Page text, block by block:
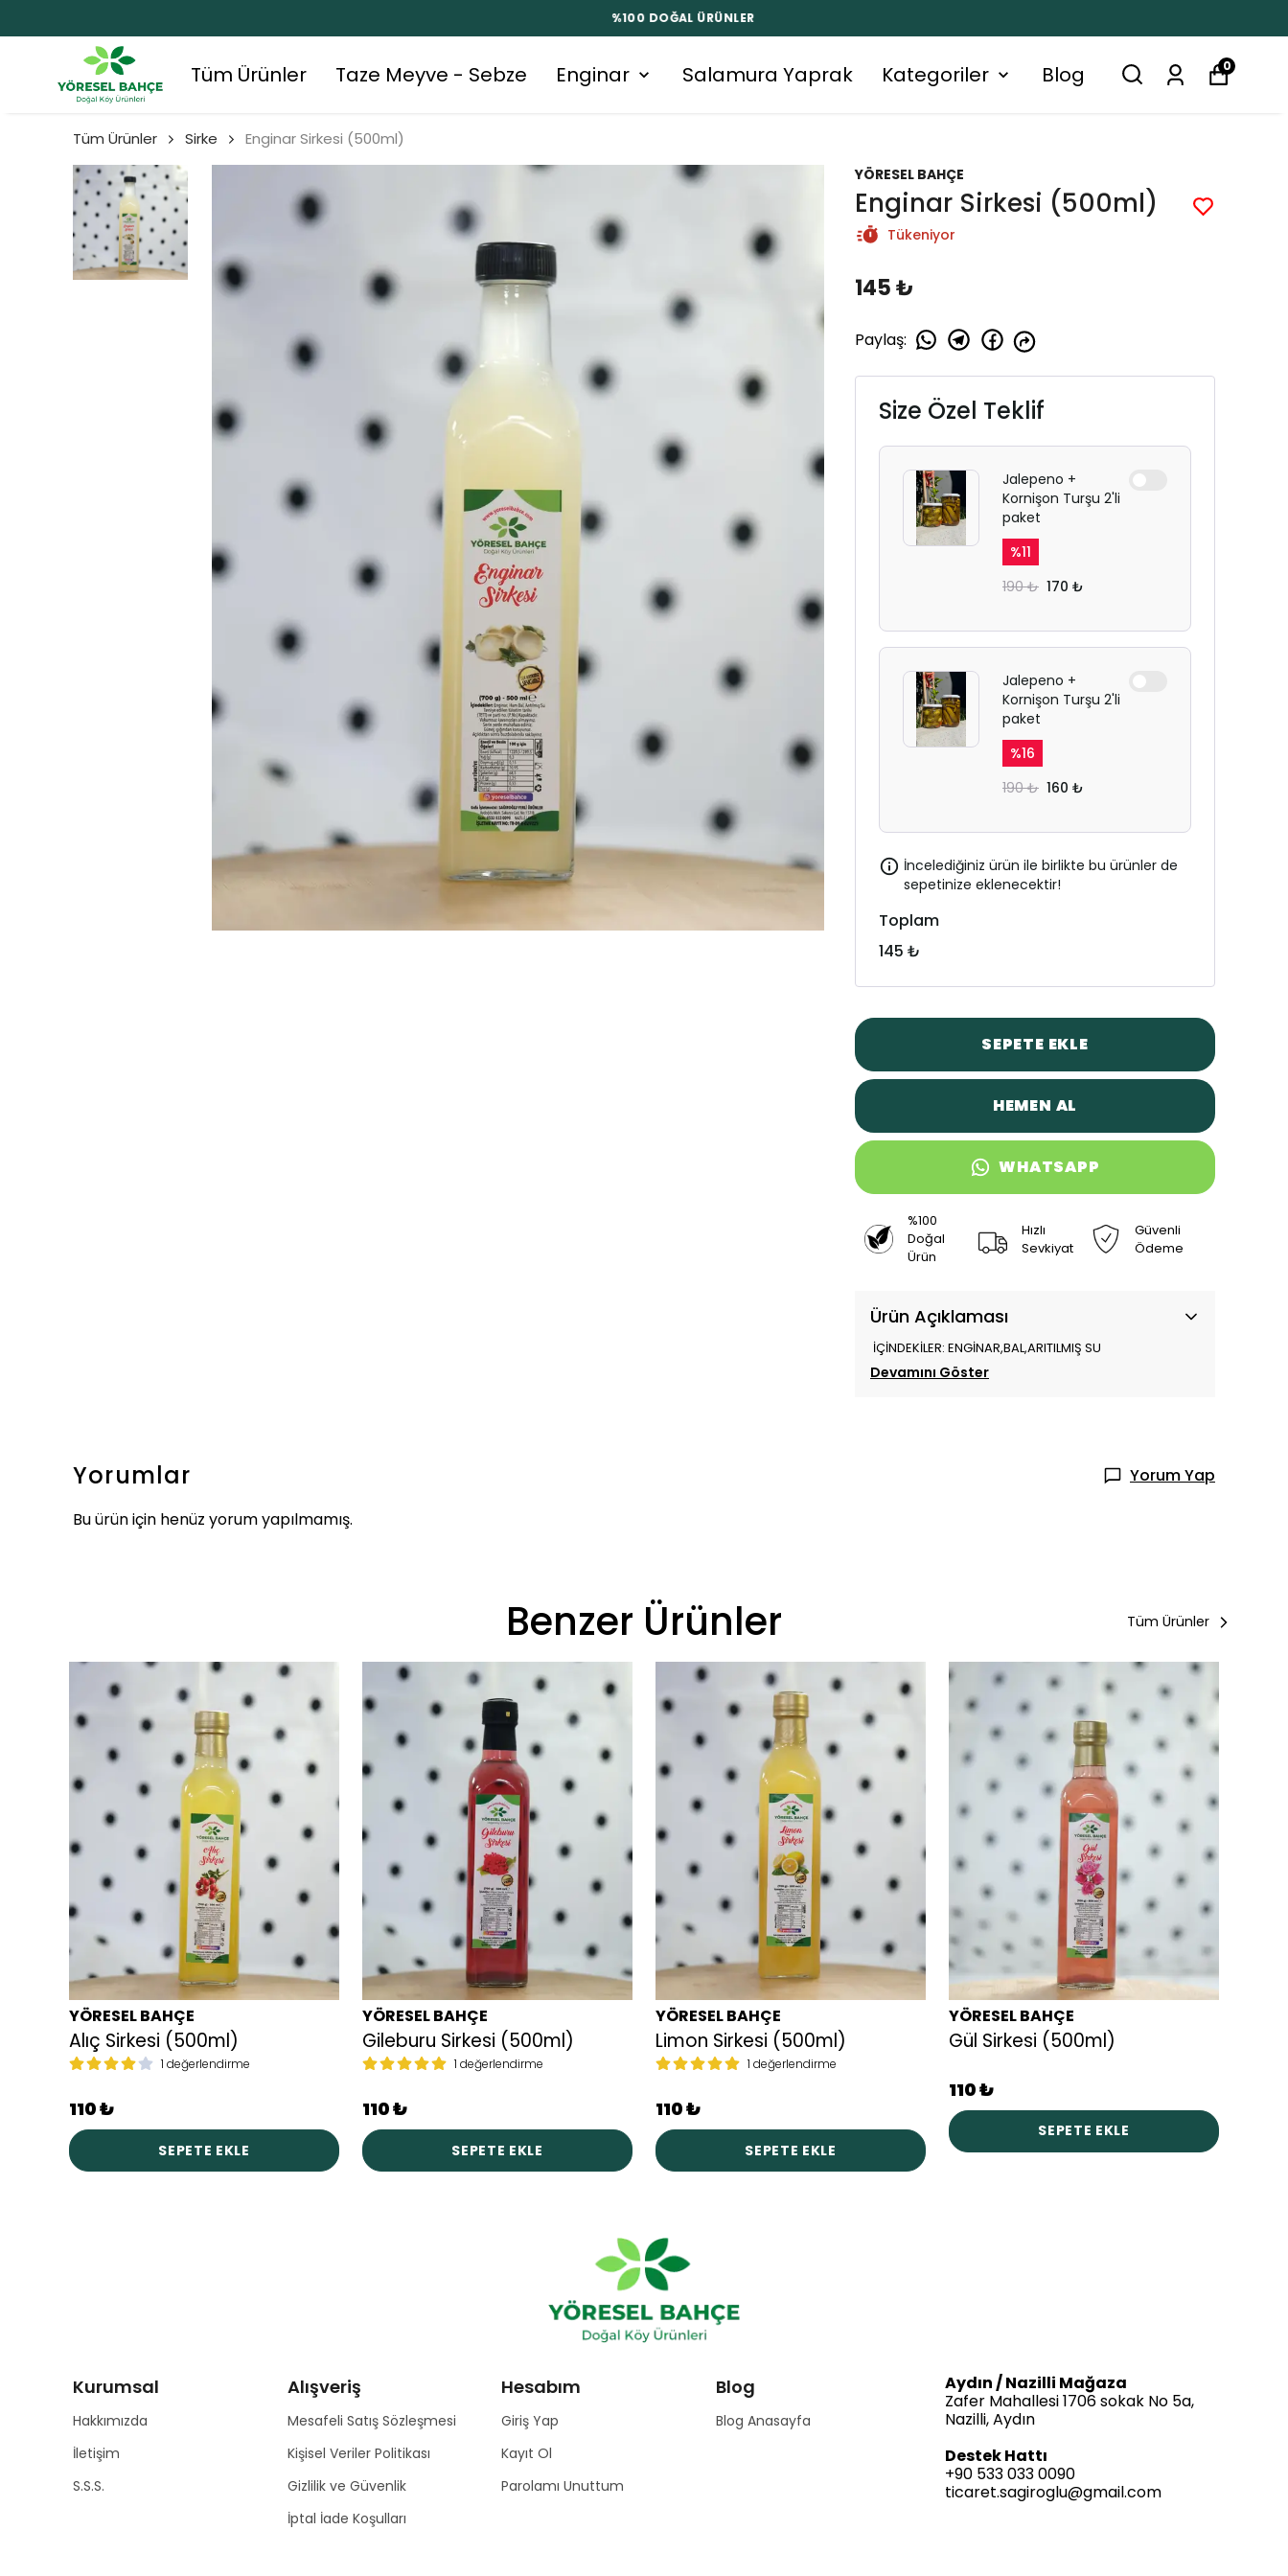
%100 DOĞAL ÜRÜNLER
Tüm Ürünler Taze Meyve - Sebze Enginar Salamura Yaprak Kategoriler Blog 0
Tüm Ürünler Sirke Enginar Sirkesi (500ml)
YÖRESEL BAHÇE
Enginar Sirkesi (500ml)
Tükeniyor
145 ₺
Paylaş:
Size Özel Teklif
Jalepeno +
Kornişon Turşu 2'li
paket
%11
190 ₺ 170 ₺
Jalepeno +
Kornişon Turşu 2'li
paket
%16
190 ₺ 160 ₺
İncelediğiniz ürün ile birlikte bu ürünler de
sepetinize eklenecektir!
Toplam
145 ₺
SEPETE EKLE
HEMEN AL
WHATSAPP
%100
Doğal
Ürün
Hızlı
Sevkiyat
Güvenli
Ödeme
Ürün Açıklaması
İÇİNDEKİLER: ENGİNAR,BAL,ARITILMIŞ SU
Devamını Göster
Yorumlar
Yorum Yap
Bu ürün için henüz yorum yapılmamış.
Benzer Ürünler Tüm Ürünler
YÖRESEL BAHÇE
Alıç Sirkesi (500ml)
1 değerlendirme
110 ₺
SEPETE EKLE
YÖRESEL BAHÇE
Gileburu Sirkesi (500ml)
1 değerlendirme
110 ₺
SEPETE EKLE
YÖRESEL BAHÇE
Limon Sirkesi (500ml)
1 değerlendirme
110 ₺
SEPETE EKLE
YÖRESEL BAHÇE
Gül Sirkesi (500ml)
110 ₺
SEPETE EKLE
Kurumsal
Hakkımızda
İletişim
S.S.S.
Alışveriş
Mesafeli Satış Sözleşmesi
Kişisel Veriler Politikası
Gizlilik ve Güvenlik
İptal İade Koşulları
Hesabım
Giriş Yap
Kayıt Ol
Parolamı Unuttum
Blog
Blog Anasayfa
Aydın / Nazilli Mağaza
Zafer Mahallesi 1706 sokak No 5a,
Nazilli, Aydın
Destek Hattı
+90 533 033 0090
ticaret.sagiroglu@gmail.com